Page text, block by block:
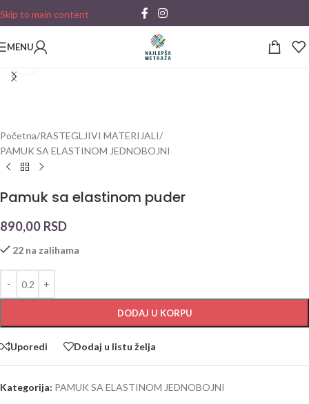
Skip to main content
MENU
Početna/RASTEGLJIVI MATERIJALI/
PAMUK SA ELASTINOM JEDNOBOJNI
Pamuk sa elastinom puder
890,00 RSD
22 na zalihama
DODAJ U KORPU
Uporedi Dodaj u listu želja
Kategorija: PAMUK SA ELASTINOM JEDNOBOJNI